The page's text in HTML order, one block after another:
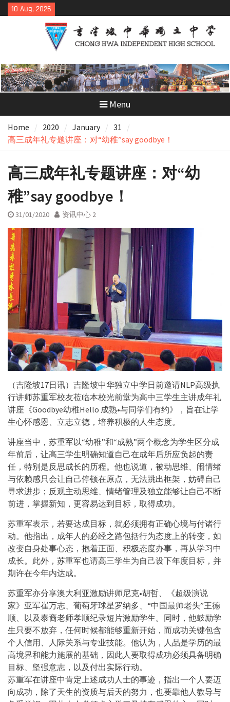
Skip
to
10 Aug, 2026
Menu
Home 2020 January
31
高三成年礼专题讲座：对“幼稚”say goodbye！
高三成年礼专题讲座：对“幼
稚”say goodbye！
31/01/2020 资讯中心 2
（吉隆坡17日讯）吉隆坡中华独立中学日前邀请NLP高级执
行讲师苏重军校友莅临本校光前堂为高中三学生主讲成年礼
讲座《Goodbye幼稚Hello 成熟•与同学们有约》，旨在让学
生心怀感恩、立志立德，培养积极的人生态度。
讲座当中，苏重军以“幼稚”和“成熟”两个概念为学生区分成
年前后，让高三学生明确知道自己在成年后所应负起的责
任，特别是反思成长的历程。他也说道，被动思维、闹情绪
与依赖感只会让自己停顿在原点，无法跳出框架，妨碍自己
寻求进步；反观主动思维、情绪管理及独立能够让自己不断
前进，掌握新知，更容易达到目标，取得成功。
苏重军表示，若要达成目标，就必须拥有正确心境与付诸行
动。他指出，成年人的必经之路包括行为态度上的转变，如
改变自身处事心态，抱着正面、积极态度办事，再从学习中
成长。此外，苏重军也请高三学生为自己设下年度目标，并
期许在今年内达成。
苏重军亦分享澳大利亚激励讲师尼克•胡哲、《超级演说
家》亚军崔万志、葡萄牙球星罗纳多、“中国最帅老头”王德
顺、以及泰裔老师孝顺纪录短片激励学生。同时，他鼓励学
生只要不放弃，任何时候都能够重新开始，而成功关键包含
个人信用、人际关系与专业技能。他认为，人品是学历的最
高境界和能力施展的基础，因此人要取得成功必须具备明确
目标、坚强意志，以及付出实际行动。
苏重军在讲座中肯定上述成功人士的事迹，指出一个人要迈
向成功，除了天生的资质与后天的努力，也要靠他人教导与